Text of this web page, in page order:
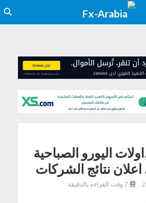
اليورو الصباحية
نتائج الشركات
7 وقت القراءة بالدقيقة